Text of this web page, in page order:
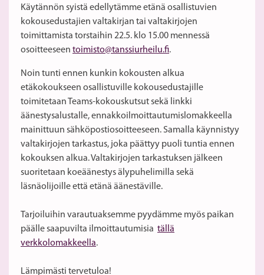
Käytännön syistä edellytämme etänä osallistuvien
kokousedustajien valtakirjan tai valtakirjojen
toimittamista torstaihin 22.5. klo 15.00 mennessä
osoitteeseen toimisto@tanssiurheilu.fi.
Noin tunti ennen kunkin kokousten alkua
etäkokoukseen osallistuville kokousedustajille
toimitetaan Teams-kokouskutsut sekä linkki
äänestysalustalle, ennakkoilmoittautumislomakkeella
mainittuun sähköpostiosoitteeseen. Samalla käynnistyy
valtakirjojen tarkastus, joka päättyy puoli tuntia ennen
kokouksen alkua. Valtakirjojen tarkastuksen jälkeen
suoritetaan koeäänestys älypuhelimilla sekä
läsnäolijoille että etänä äänestäville.
Tarjoiluihin varautuaksemme pyydämme myös paikan
päälle saapuvilta ilmoittautumisia tällä
verkkolomakkeella.
Lämpimästi tervetuloa!